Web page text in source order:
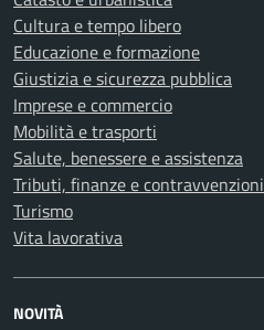
Cultura e tempo libero
Educazione e formazione
Giustizia e sicurezza pubblica
Imprese e commercio
Mobilità e trasporti
Salute, benessere e assistenza
Tributi, finanze e contravvenzioni
Turismo
Vita lavorativa
NOVITÀ